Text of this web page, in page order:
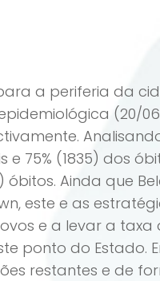
a periferia da
(20/
75% (1835) dos
óbitos. Ainda que
este e as
e a levar a
ponto do Estado.
restantes e de